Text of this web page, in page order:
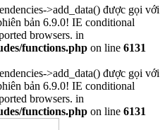
>add_data() được gọi với
bản 6.9.0! IE conditional
browsers. in
functions.php on line 6131
>add_data() được gọi với
bản 6.9.0! IE conditional
browsers. in
functions.php on line 6131